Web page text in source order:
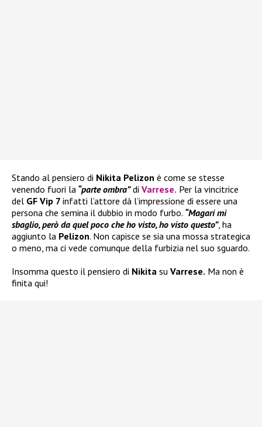
Stando al pensiero di Nikita Pelizon è come se stesse
venendo fuori la “parte ombra”di Varrese. Per la vincitrice
del GF Vip 7 infatti l’attore dà l’impressione di essere una
persona che semina il dubbio in modo furbo. “Magari mi
sbaglio, però da quel poco che ho visto, ho visto questo”, ha
aggiunto la Pelizon. Non capisce se sia una mossa strategica
o meno, ma ci vede comunque della furbizia nel suo sguardo.
Insomma questo il pensiero di Nikita su Varrese. Ma non è
finita qui!